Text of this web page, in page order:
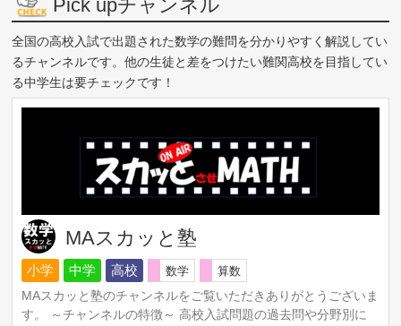
Pick upチャンネル
全国の高校入試で出題された数学の難問を分かりやすく解説してい
るチャンネルです。他の生徒と差をつけたい難関高校を目指してい
る中学生は要チェックです！
MAスカッと塾
小学 中学 高校 数学
算数
MAスカッと塾のチャンネルをご覧いただきありがとうございま
す。 ～チャンネルの特徴～ 高校入試問題の過去問や分野別に